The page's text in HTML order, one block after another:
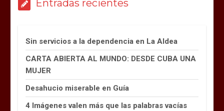
Entradas recientes
Sin servicios a la dependencia en La Aldea
CARTA ABIERTA AL MUNDO: DESDE CUBA UNA
MUJER
Desahucio miserable en Guía
4 Imágenes valen más que las palabras vacías